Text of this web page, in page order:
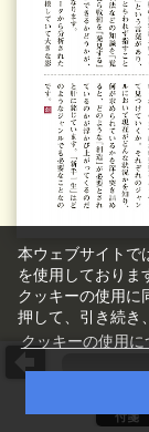
本ウェブサイトで
を使用しておりま
クッキーの使用に
押して、引き続き
クッキーの使用に
付箋